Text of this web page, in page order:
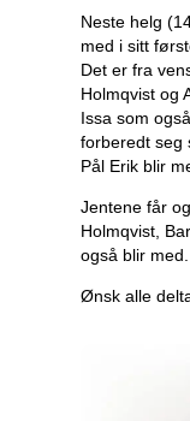
Neste helg
med i sitt
Det er fra
Holmqvist og
Issa som
forberedt seg
Pål Erik blir
Jentene får
Holmqvist,
også blir med.
Ønsk alle